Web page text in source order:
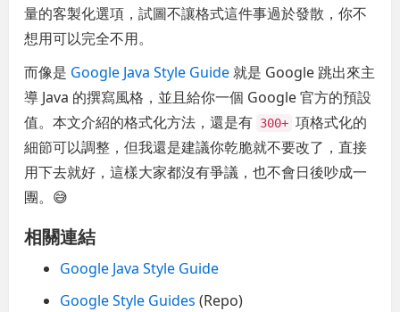
量的客製化選項，試圖不讓格式這件事過於發散，你不
想用可以完全不用。
而像是 Google Java Style Guide就是 Google 跳出來主
導 Java 的撰寫風格，並且給你一個 Google 官方的預設
值。本文介紹的格式化方法，還是有 300+ 項格式化的
細節可以調整，但我還是建議你乾脆就不要改了，直接
用下去就好，這樣大家都沒有爭議，也不會日後吵成一
團。😅
相關連結
Google Java Style Guide
Google Style Guides (Repo)